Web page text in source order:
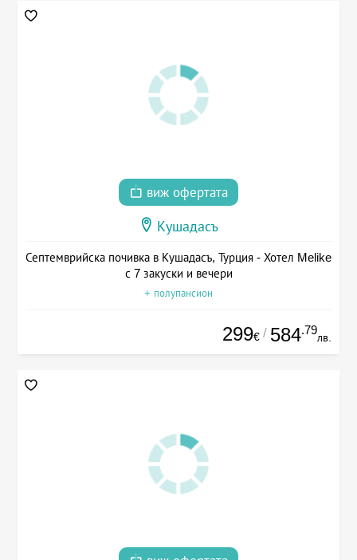
виж офертата
Кушадасъ
Септемврийска почивка в Кушадасъ, Турция - Хотел Melike
с 7 закуски и вечери
+ полупансион
299€ / 584.79
лв.